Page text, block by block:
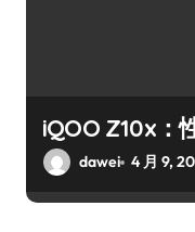
iQOO Z10x：
dawei 4 月 9,